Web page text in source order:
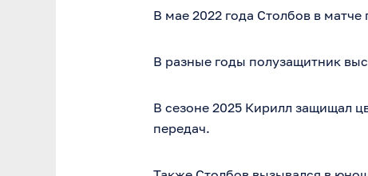
В мае 2022 года Столбов в
В разные годы полузащитник
В сезоне 2025 Кирилл защищал
передач.